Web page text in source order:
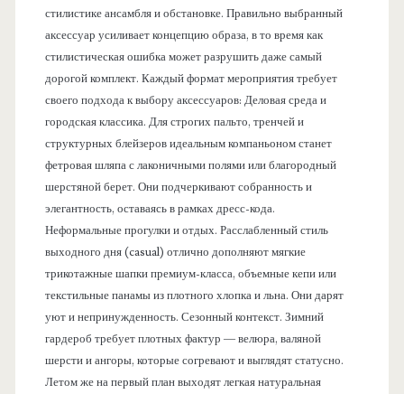
стилистике ансамбля и обстановке. Правильно выбранный
аксессуар усиливает концепцию образа, в то время как
стилистическая ошибка может разрушить даже самый
дорогой комплект. Каждый формат мероприятия требует
своего подхода к выбору аксессуаров: Деловая среда и
городская классика. Для строгих пальто, тренчей и
структурных блейзеров идеальным компаньоном станет
фетровая шляпа с лаконичными полями или благородный
шерстяной берет. Они подчеркивают собранность и
элегантность, оставаясь в рамках дресс-кода.
Неформальные прогулки и отдых. Расслабленный стиль
выходного дня (casual) отлично дополняют мягкие
трикотажные шапки премиум-класса, объемные кепи или
текстильные панамы из плотного хлопка и льна. Они дарят
уют и непринужденность. Сезонный контекст. Зимний
гардероб требует плотных фактур — велюра, валяной
шерсти и ангоры, которые согревают и выглядят статусно.
Летом же на первый план выходят легкая натуральная